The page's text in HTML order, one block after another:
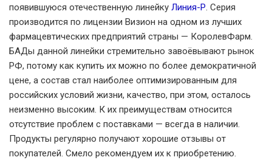
появившуюся отечественную линейку Линия-Р. Серия
производится по лицензии Визион на одном из лучших
фармацевтических предприятий страны — КоролевФарм.
БАДы данной линейки стремительно завоёвывают рынок
РФ, потому как купить их можно по более демократичной
цене, а состав стал наиболее оптимизированным для
российских условий жизни, качество, при этом, осталось
неизменно высоким. К их преимуществам относится
отсутствие проблем с поставками — всегда в наличии.
Продукты регулярно получают хорошие отзывы от
покупателей. Смело рекомендуем их к приобретению.